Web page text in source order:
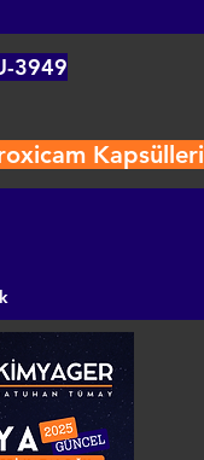
3949
Kapsülleri